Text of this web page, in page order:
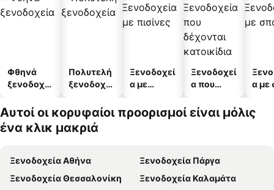
Φθηνά
ξενοδοχεί
Πολυτελή
ξενοδοχεί
Ξενοδοχεί
α με
Ξενοδοχεί
α που
κατοικίδι
α
α με
Αυτοί οι κορυφαίοι προορισμοί είναι μόλις
ένα κλικ μακριά
Ξενοδοχεία Αθήνα
Ξενοδοχεία Πάργα
Ξενοδοχεία Θεσσαλονίκη
Ξενοδοχεία Καλαμάτα